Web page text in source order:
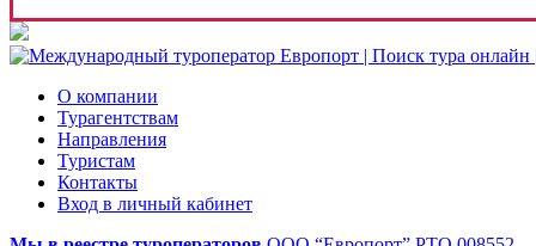
О компании
Турагентствам
Направления
Туристам
Контакты
Вход в личный кабинет